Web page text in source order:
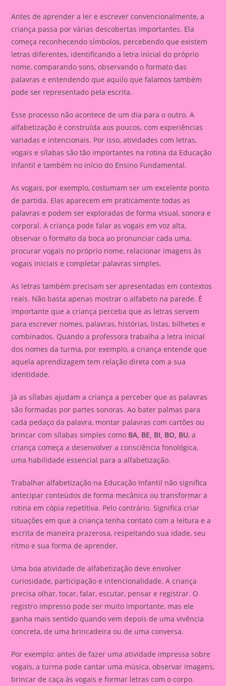
Antes de aprender a ler e escrever convencionalmente, a
criança passa por várias descobertas importantes. Ela
começa reconhecendo símbolos, percebendo que existem
letras diferentes, identificando a letra inicial do próprio
nome, comparando sons, observando o formato das
palavras e entendendo que aquilo que falamos também
pode ser representado pela escrita.
Esse processo não acontece de um dia para o outro. A
alfabetização é construída aos poucos, com experiências
variadas e intencionais. Por isso, atividades com letras,
vogais e sílabas são tão importantes na rotina da Educação
Infantil e também no início do Ensino Fundamental.
As vogais, por exemplo, costumam ser um excelente ponto
de partida. Elas aparecem em praticamente todas as
palavras e podem ser exploradas de forma visual, sonora e
corporal. A criança pode falar as vogais em voz alta,
observar o formato da boca ao pronunciar cada uma,
procurar vogais no próprio nome, relacionar imagens às
vogais iniciais e completar palavras simples.
As letras também precisam ser apresentadas em contextos
reais. Não basta apenas mostrar o alfabeto na parede. É
importante que a criança perceba que as letras servem
para escrever nomes, palavras, histórias, listas, bilhetes e
combinados. Quando a professora trabalha a letra inicial
dos nomes da turma, por exemplo, a criança entende que
aquela aprendizagem tem relação direta com a sua
identidade.
Já as sílabas ajudam a criança a perceber que as palavras
são formadas por partes sonoras. Ao bater palmas para
cada pedaço da palavra, montar palavras com cartões ou
brincar com sílabas simples como BA, BE, BI, BO, BU, a
criança começa a desenvolver a consciência fonológica,
uma habilidade essencial para a alfabetização.
Trabalhar alfabetização na Educação Infantil não significa
antecipar conteúdos de forma mecânica ou transformar a
rotina em cópia repetitiva. Pelo contrário. Significa criar
situações em que a criança tenha contato com a leitura e a
escrita de maneira prazerosa, respeitando sua idade, seu
ritmo e sua forma de aprender.
Uma boa atividade de alfabetização deve envolver
curiosidade, participação e intencionalidade. A criança
precisa olhar, tocar, falar, escutar, pensar e registrar. O
registro impresso pode ser muito importante, mas ele
ganha mais sentido quando vem depois de uma vivência
concreta, de uma brincadeira ou de uma conversa.
Por exemplo: antes de fazer uma atividade impressa sobre
vogais, a turma pode cantar uma música, observar imagens,
brincar de caça às vogais e formar letras com o corpo.